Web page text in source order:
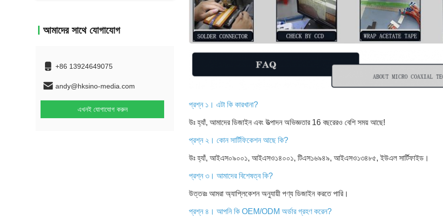
আমাদের সাথে যোগাযোগ
+86 13924649075
andy@hksino-media.com
এখনই যোগাযোগ করুন
প্রশ্ন ১। এটা কি কারখানা?
উঃ হ্যাঁ, আমাদের ডিজাইন এবং উত্পাদন অভিজ্ঞতার 16 বছরেরও বেশি সময় আছে!
প্রশ্ন ২। কোন সার্টিফিকেশন আছে কি?
উঃ হ্যাঁ, আইএস০৯০০১, আইএসও১৪০০১, টিএস১৬৯৪৯, আইএসও১৩৪৮৫, ইউএল সার্টিফাইড।
প্রশ্ন ৩। আমাদের বিশেষত্ব কি?
উত্তরঃ আমরা অ্যাপ্লিকেশন অনুযায়ী পণ্য ডিজাইন করতে পারি।
প্রশ্ন ৪। আপনি কি OEM/ODM অর্ডার গ্রহণ করেন?